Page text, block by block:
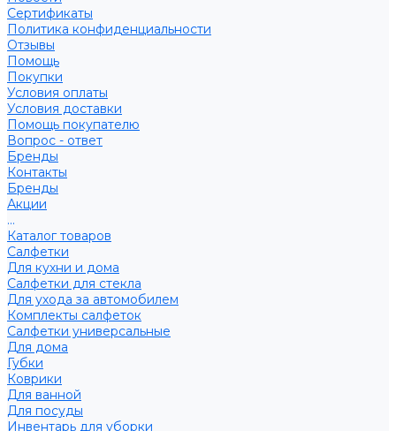
Сертификаты
Политика конфиденциальности
Отзывы
Помощь
Покупки
Условия оплаты
Условия доставки
Помощь покупателю
Вопрос - ответ
Бренды
Контакты
Бренды
Акции
...
Каталог товаров
Салфетки
Для кухни и дома
Салфетки для стекла
Для ухода за автомобилем
Комплекты салфеток
Салфетки универсальные
Для дома
Губки
Коврики
Для ванной
Для посуды
Инвентарь для уборки